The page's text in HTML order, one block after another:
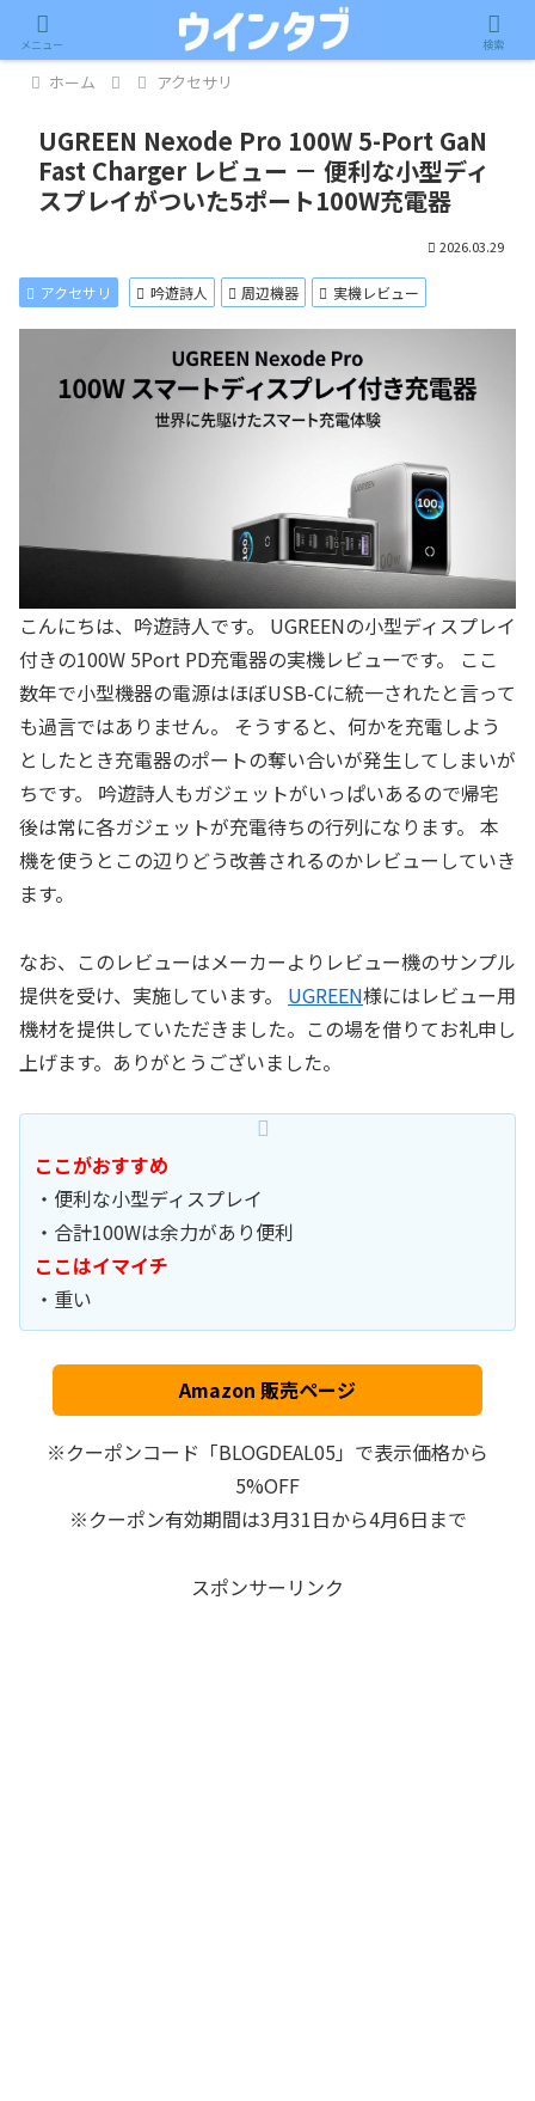
記事内に広告が含まれています。
ホーム アクセサリ
UGREEN Nexode Pro 100W 5-Port GaN
Fast Charger レビュー － 便利な小型ディ
スプレイがついた5ポート100W充電器
2026.03.29
アクセサリ 吟遊詩人 周辺機器 実機レビュー
こんにちは、吟遊詩人です。 UGREENの小型ディスプレイ
付きの100W 5Port PD充電器の実機レビューです。 ここ
数年で小型機器の電源はほぼUSB-Cに統一されたと言って
も過言ではありません。 そうすると、何かを充電しよう
としたとき充電器のポートの奪い合いが発生してしまいが
ちです。 吟遊詩人もガジェットがいっぱいあるので帰宅
後は常に各ガジェットが充電待ちの行列になります。 本
機を使うとこの辺りどう改善されるのかレビューしていき
ます。
なお、このレビューはメーカーよりレビュー機のサンプル
提供を受け、実施しています。 UGREEN様にはレビュー用
機材を提供していただきました。この場を借りてお礼申し
上げます。ありがとうございました。
ここがおすすめ
・便利な小型ディスプレイ
・合計100Wは余力があり便利
ここはイマイチ
・重い
Amazon 販売ページ
※クーポンコード「BLOGDEAL05」で表示価格から
5%OFF
※クーポン有効期間は3月31日から4月6日まで
スポンサーリンク
メニュー 検索